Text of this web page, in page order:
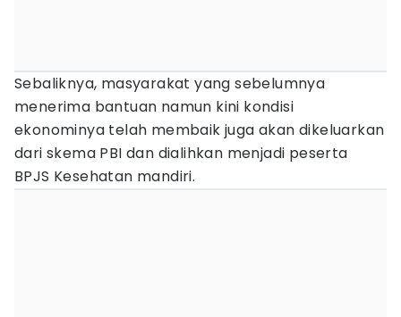
Sebaliknya, masyarakat yang sebelumnya
menerima bantuan namun kini kondisi
ekonominya telah membaik juga akan dikeluarkan
dari skema PBI dan dialihkan menjadi peserta
BPJS Kesehatan mandiri.